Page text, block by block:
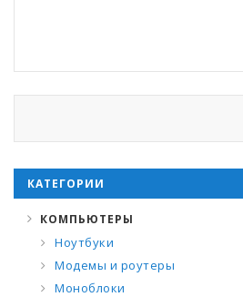
КАТЕГОРИИ
КОМПЬЮТЕРЫ
Ноутбуки
Модемы и роутеры
Моноблоки